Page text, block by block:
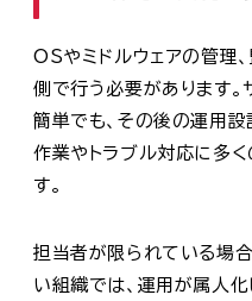
OSやミドルウェアの管理
側で行う必要があります
簡単でも、その後の運用
作業やトラブル対応に多
す。
担当者が限られている場
い組織では、運用が属人